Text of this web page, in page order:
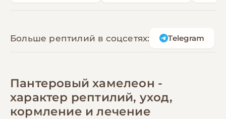
Больше рептилий в соцсетях: Telegram
Пантеровый хамелеон -
характер рептилий, уход,
кормление и лечение